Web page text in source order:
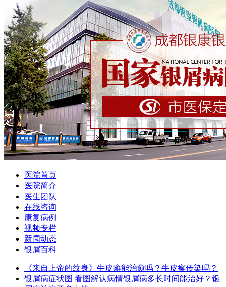
医院首页
医院简介
医生团队
在线咨询
康复病例
视频专栏
新闻动态
银屑百科
《来自上帝的纹身》 牛皮癣能治愈吗？ 牛皮癣传染吗？
银屑病症状图 看图解认病情银屑病多长时间能治好？ 银